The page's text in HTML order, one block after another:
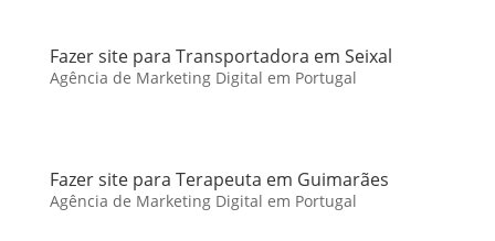
Fazer site para Transportadora em Seixal
Agência de Marketing Digital em Portugal
Fazer site para Terapeuta em Guimarães
Agência de Marketing Digital em Portugal